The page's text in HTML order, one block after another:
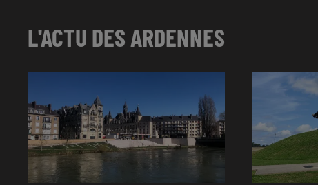
L'ACTU DES ARDENNES